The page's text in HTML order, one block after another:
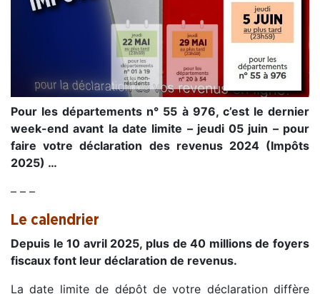
Pour les départements n° 55 à 976, c’est le dernier
week-end avant la date limite – jeudi 05 juin – pour
faire votre déclaration des revenus 2024 (Impôts
2025) …
– – –
Le calendrier
Depuis le 10 avril 2025, plus de 40 millions de foyers
fiscaux font leur déclaration de revenus.
La date limite de dépôt de votre déclaration diffère